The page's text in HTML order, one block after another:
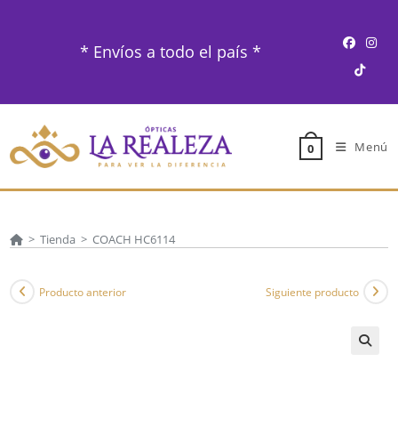
* Envíos a todo el país *
0 Menú
> Tienda > COACH HC6114
Producto anterior Siguiente producto